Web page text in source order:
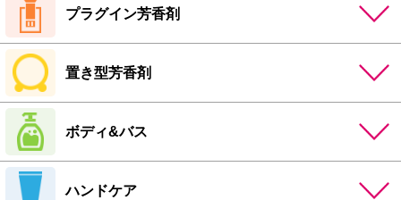
プラグイン芳香剤
置き型芳香剤
ボディ&バス
ハンドケア